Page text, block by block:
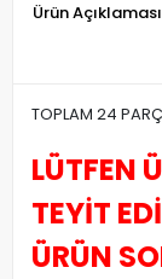
Ürün Açıklaması
TOPLAM 24
LÜTFEN
TEYİT
ÜRÜN